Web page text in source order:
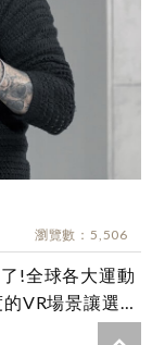
瀏覽數 5,506
!全球各大運動
VR場景讓選手